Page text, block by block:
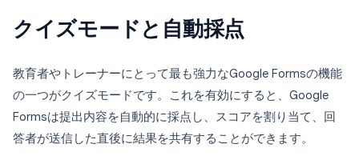
クイズモードと自動採点
教育者やトレーナーにとって最も強力なGoogle Formsの機能
の一つがクイズモードです。これを有効にすると、Google
Formsは提出内容を自動的に採点し、スコアを割り当て、回
答者が送信した直後に結果を共有することができます。